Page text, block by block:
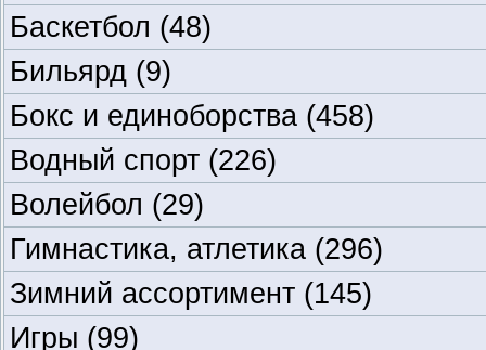
Баскетбол (48)
Бильярд (9)
Бокс и единоборства (458)
Водный спорт (226)
Волейбол (29)
Гимнастика, атлетика (296)
Зимний ассортимент (145)
Игры (99)